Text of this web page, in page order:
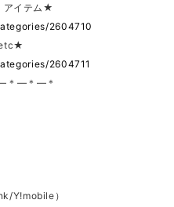
アイテム★
2604710
etc★
2604711
—＊—＊
Y!mobile）